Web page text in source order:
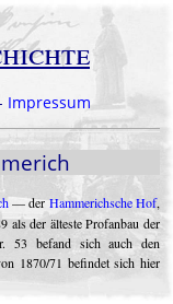
Impressum
— derHammerichsche Hof,
der älteste Profanbau der
53 befand sich auch den
1870/71 befindet sich hier